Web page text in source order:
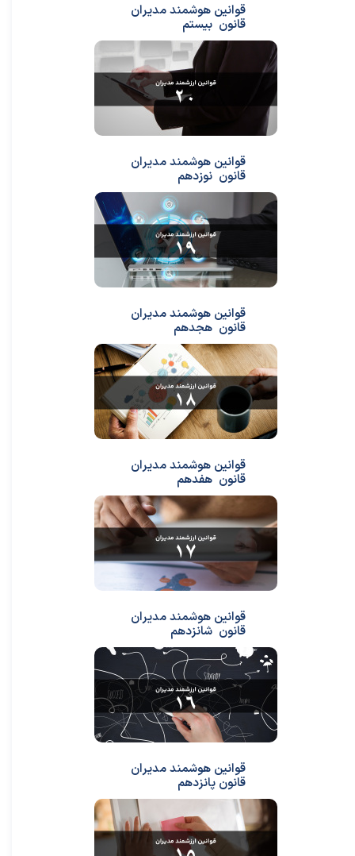
قوانین هوشمند مدیران
قانون بیستم
قوانین هوشمند مدیران
قانون نوزدهم
قوانین هوشمند مدیران
قانون هجدهم
قوانین هوشمند مدیران
قانون هفدهم
قوانین هوشمند مدیران
قانون شانزدهم
قوانین هوشمند مدیران
قانون پانزدهم